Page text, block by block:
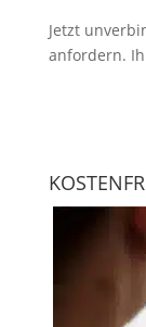
Jetzt
anfordern.